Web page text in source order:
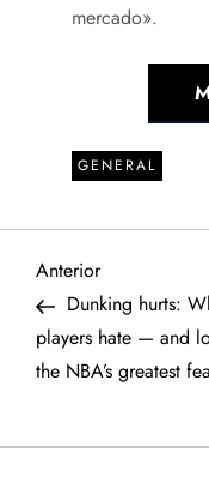
mercado».
GENERAL
N
a
v
e
Entrada
anterior
Anterior
Dunking hurts:
players hate — and
the NBA’s greatest